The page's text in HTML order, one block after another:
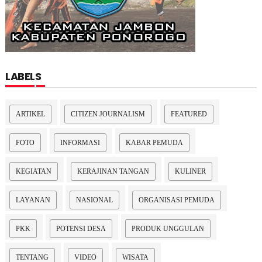
LABELS
ARTIKEL CITIZEN JOURNALISM FEATURED
FOTO INFORMASI KABAR PEMUDA
KEGIATAN KERAJINAN TANGAN KULINER
LAYANAN NASIONAL ORGANISASI PEMUDA
PKK POTENSI DESA PRODUK UNGGULAN
TENTANG VIDEO WISATA